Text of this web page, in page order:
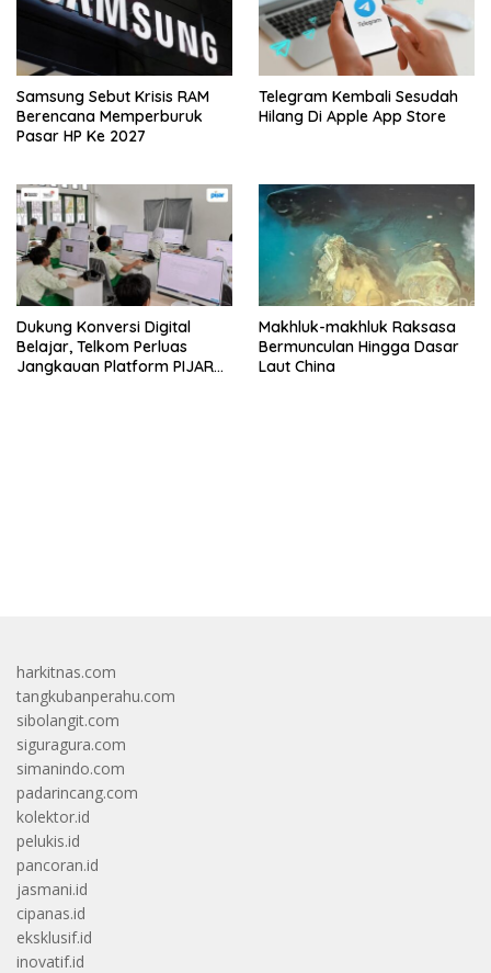
Samsung Sebut Krisis RAM
Berencana Memperburuk
Pasar HP Ke 2027
Telegram Kembali Sesudah
Hilang Di Apple App Store
Dukung Konversi Digital
Belajar, Telkom Perluas
Jangkauan Platform PIJAR
Makhluk-makhluk Raksasa
Bermunculan Hingga Dasar
Laut China
harkitnas.com
tangkubanperahu.com
sibolangit.com
siguragura.com
simanindo.com
padarincang.com
kolektor.id
pelukis.id
pancoran.id
jasmani.id
cipanas.id
eksklusif.id
inovatif.id